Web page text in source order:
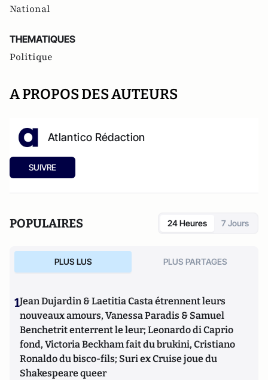
National
THEMATIQUES
Politique
A PROPOS DES AUTEURS
Atlantico Rédaction
SUIVRE
POPULAIRES 24 Heures 7 Jours
PLUS LUS PLUS PARTAGES
1Jean Dujardin & Laetitia Casta étrennent leurs
nouveaux amours, Vanessa Paradis & Samuel
Benchetrit enterrent le leur; Leonardo di Caprio
fond, Victoria Beckham fait du brukini, Cristiano
Ronaldo du bisco-fils; Suri ex Cruise joue du
Shakespeare queer